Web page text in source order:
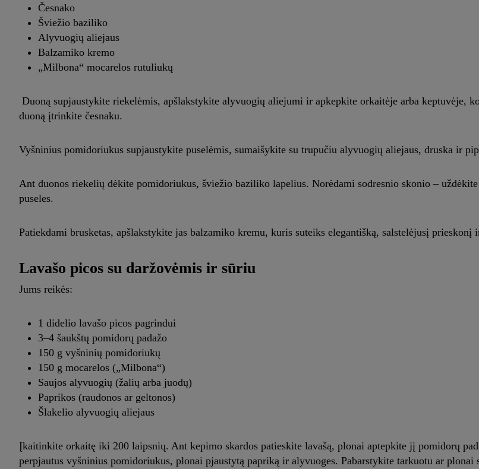
Česnako
Šviežio baziliko
Alyvuogių aliejaus
Balzamiko kremo
„Milbona“ mocarelos rutuliukų
Duoną supjaustykite riekelėmis, apšlakstykite alyvuogių aliejumi ir apkepkite orkaitėje arba keptuvėje,
duoną įtrinkite česnaku.
Vyšninius pomidoriukus supjaustykite puselėmis, sumaišykite su trupučiu alyvuogių aliejaus, druska ir
Ant duonos riekelių dėkite pomidoriukus, šviežio baziliko lapelius. Norėdami sodresnio skonio –
puseles.
Patiekdami brusketas, apšlakstykite jas balzamiko kremu, kuris suteiks elegantišką, salstelėjusį prieskonį
Lavašo picos su daržovėmis ir sūriu
Jums reikės:
1 didelio lavašo picos pagrindui
3–4 šaukštų pomidorų padažo
150 g vyšninių pomidoriukų
150 g mocarelos („Milbona“)
Saujos alyvuogių (žalių arba juodų)
Paprikos (raudonos ar geltonos)
Šlakelio alyvuogių aliejaus
Įkaitinkite orkaitę iki 200 laipsnių. Ant kepimo skardos patieskite lavašą, plonai aptepkite jį pomidorų
perpjautus vyšninius pomidoriukus, plonai pjaustytą papriką ir alyvuoges. Pabarstykite tarkuotu ar plonai